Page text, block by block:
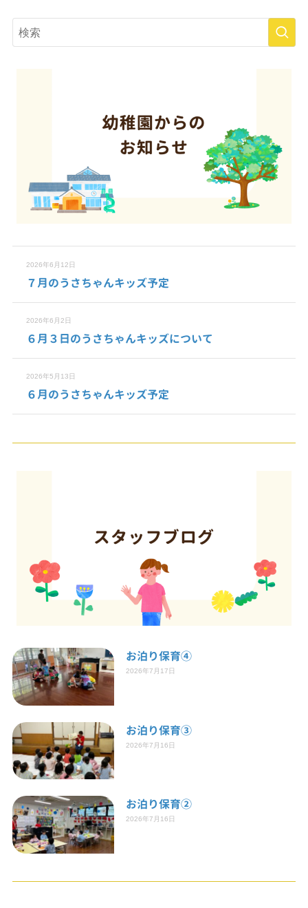
2026年6月12日
７月のうさちゃんキッズ予定
2026年6月2日
６月３日のうさちゃんキッズについて
2026年5月13日
６月のうさちゃんキッズ予定
お泊り保育④
2026年7月17日
お泊り保育③
2026年7月16日
お泊り保育②
2026年7月16日